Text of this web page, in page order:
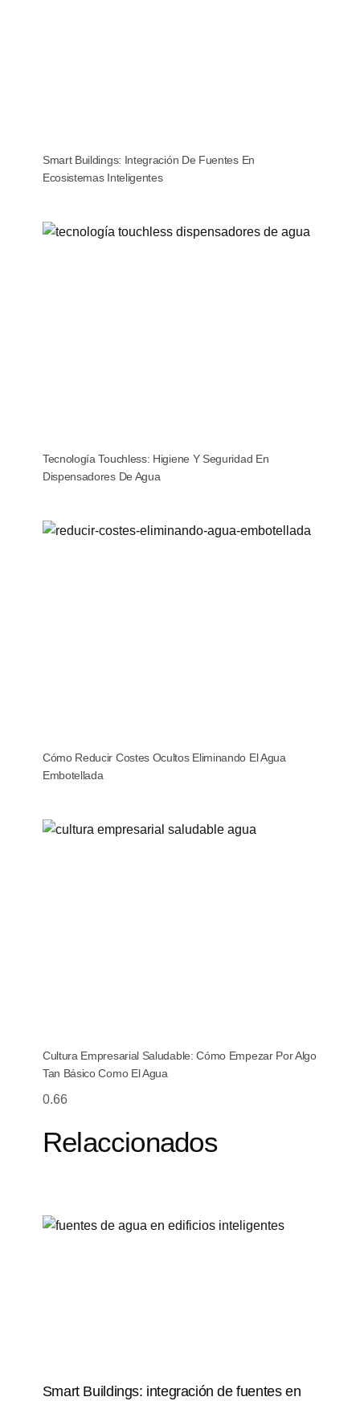
Smart Buildings: Integración De Fuentes En
Ecosistemas Inteligentes
Tecnología Touchless: Higiene Y Seguridad En
Dispensadores De Agua
Cómo Reducir Costes Ocultos Eliminando El Agua
Embotellada
Cultura Empresarial Saludable: Cómo Empezar Por Algo
Tan Básico Como El Agua
Relaccionados
Smart Buildings: integración de fuentes en